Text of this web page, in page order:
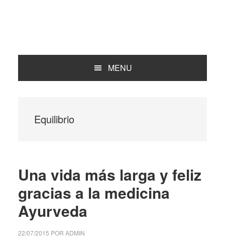
MENU
Equilibrio
Una vida más larga y feliz
gracias a la medicina
Ayurveda
22/07/2015 POR ADMIN